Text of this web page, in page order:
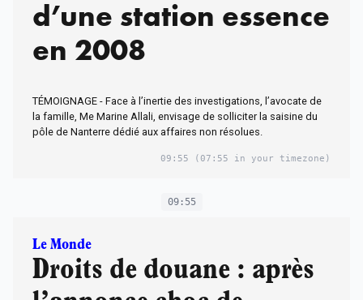
d’une station essence
en 2008
TÉMOIGNAGE - Face à l’inertie des investigations, l’avocate de
la famille, Me Marine Allali, envisage de solliciter la saisine du
pôle de Nanterre dédié aux affaires non résolues.
09:55 (07:55 in your timezone)
09:55
Le Monde
Droits de douane : après